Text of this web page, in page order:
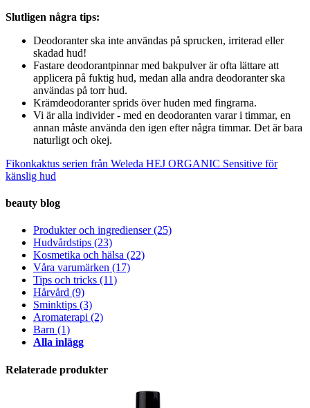
Slutligen några tips:
Deodoranter ska inte användas på sprucken, irriterad eller
skadad hud!
Fastare deodorantpinnar med bakpulver är ofta lättare att
applicera på fuktig hud, medan alla andra deodoranter ska
användas på torr hud.
Krämdeodoranter sprids över huden med fingrarna.
Vi är alla individer - med en deodoranten varar i timmar, en
annan måste använda den igen efter några timmar. Det är bara
naturligt och okej.
Fikonkaktus serien från Weleda HEJ ORGANIC Sensitive för
känslig hud
beauty blog
Produkter och ingredienser(25)
Hudvårdstips (23)
Kosmetika och hälsa (22)
Våra varumärken (17)
Tips och tricks (11)
Hårvård (9)
Sminktips (3)
Aromaterapi (2)
Barn (1)
Alla inlägg
Relaterade produkter